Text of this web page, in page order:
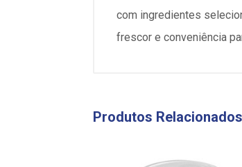
com ingredientes
frescor e conveniência
Produtos Relacionados